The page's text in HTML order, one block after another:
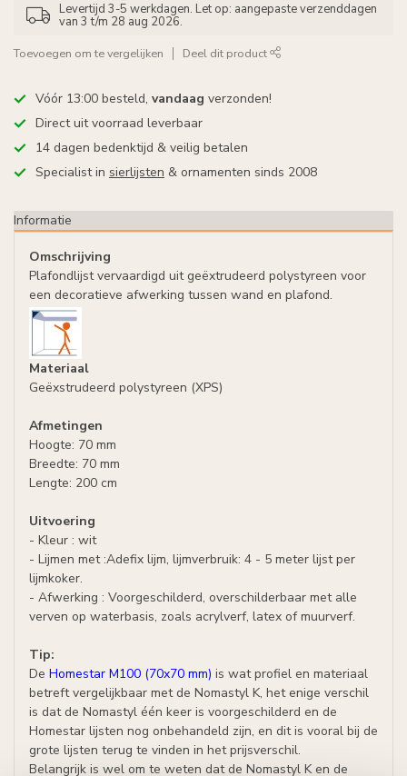
Levertijd 3-5 werkdagen. Let op: aangepaste verzenddagen
van 3 t/m 28 aug 2026.
Toevoegen om te vergelijken Deel dit product
Vóór 13:00 besteld, vandaag verzonden!
Direct uit voorraad leverbaar
14 dagen bedenktijd & veilig betalen
Specialist in sierlijsten & ornamenten sinds 2008
Informatie
Omschrijving
Plafondlijst vervaardigd uit geëxtrudeerd polystyreen voor
een decoratieve afwerking tussen wand en plafond.
Materiaal
Geëxstrudeerd polystyreen (XPS)
Afmetingen
Hoogte: 70 mm
Breedte: 70 mm
Lengte: 200 cm
Uitvoering
- Kleur : wit
- Lijmen met :Adefix lijm, lijmverbruik: 4 - 5 meter lijst per
lijmkoker.
- Afwerking : Voorgeschilderd, overschilderbaar met alle
verven op waterbasis, zoals acrylverf, latex of muurverf.
Tip:
De Homestar M100 (70x70 mm) is wat profiel en materiaal
betreft vergelijkbaar met de Nomastyl K, het enige verschil
is dat de Nomastyl één keer is voorgeschilderd en de
Homestar lijsten nog onbehandeld zijn, en dit is vooral bij de
grote lijsten terug te vinden in het prijsverschil.
Belangrijk is wel om te weten dat de Nomastyl K en de